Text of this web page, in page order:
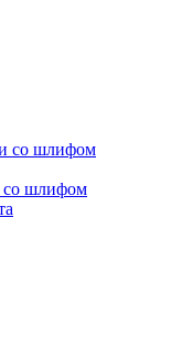
со шлифом
со шлифом